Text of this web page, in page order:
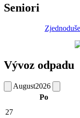
Seniori
Vývoz odpadu
August2026
Po
27